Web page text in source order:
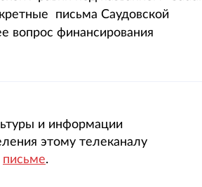
письма Саудовской
вопрос финансирования
и информации
этому телеканалу
письме.